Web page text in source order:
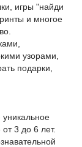
игры "найди
и многое
узорами,
подарки,
3 до 6 лет.